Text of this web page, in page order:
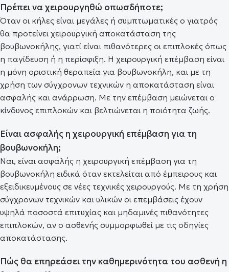
Πρέπει να χειρουργηθώ οπωσδήποτε;
Όταν οι κήλες είναι μεγάλες ή συμπτωματικές ο γιατρός
θα προτείνει χειρουργική αποκατάσταση της
βουβωνοκήλης, γιατί είναι πιθανότερες οι επιπλοκές όπως
η παγίδευση ή η περίσφιξη. Η χειρουργική επέμβαση είναι
η μόνη οριστική θεραπεία για βουβωνοκήλη, και με τη
χρήση των σύγχρονων τεχνικών η αποκατάσταση είναι
ασφαλής και ανάρρωση. Με την επέμβαση μειώνεται ο
κίνδυνος επιπλοκών και βελτιώνεται η ποιότητα ζωής.
Είναι ασφαλής η χειρουργική επέμβαση για τη
βουβωνοκήλη;
Ναι, είναι ασφαλής η χειρουργική επέμβαση για τη
βουβωνοκήλη ειδικά όταν εκτελείται από έμπειρους και
εξειδικευμένους σε νέες τεχνικές χειρουργούς. Με τη χρήση
σύγχρονων τεχνικών και υλικών οι επεμβάσεις έχουν
υψηλά ποσοστά επιτυχίας και μηδαμινές πιθανότητες
επιπλοκών, αν ο ασθενής συμμορφωθεί με τις οδηγίες
αποκατάστασης.
Πώς θα επηρεάσει την καθημερινότητα του ασθενή η